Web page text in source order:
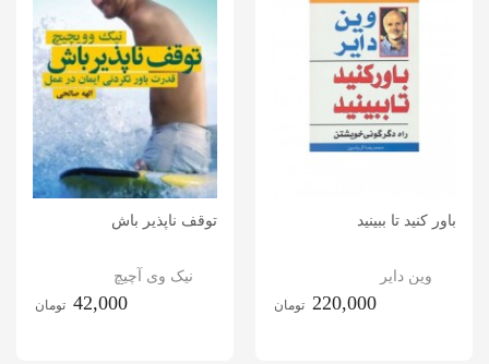
باور کنید تا ببینید
وین دایر
220,000 تومان
توقف ناپذیر باش
نیک وی آچیچ
42,000 تومان